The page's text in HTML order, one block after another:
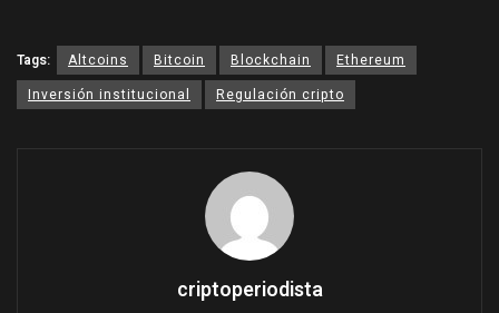
Tags: Altcoins Bitcoin Blockchain
Ethereum
Inversión institucional
Regulación cripto
criptoperiodista